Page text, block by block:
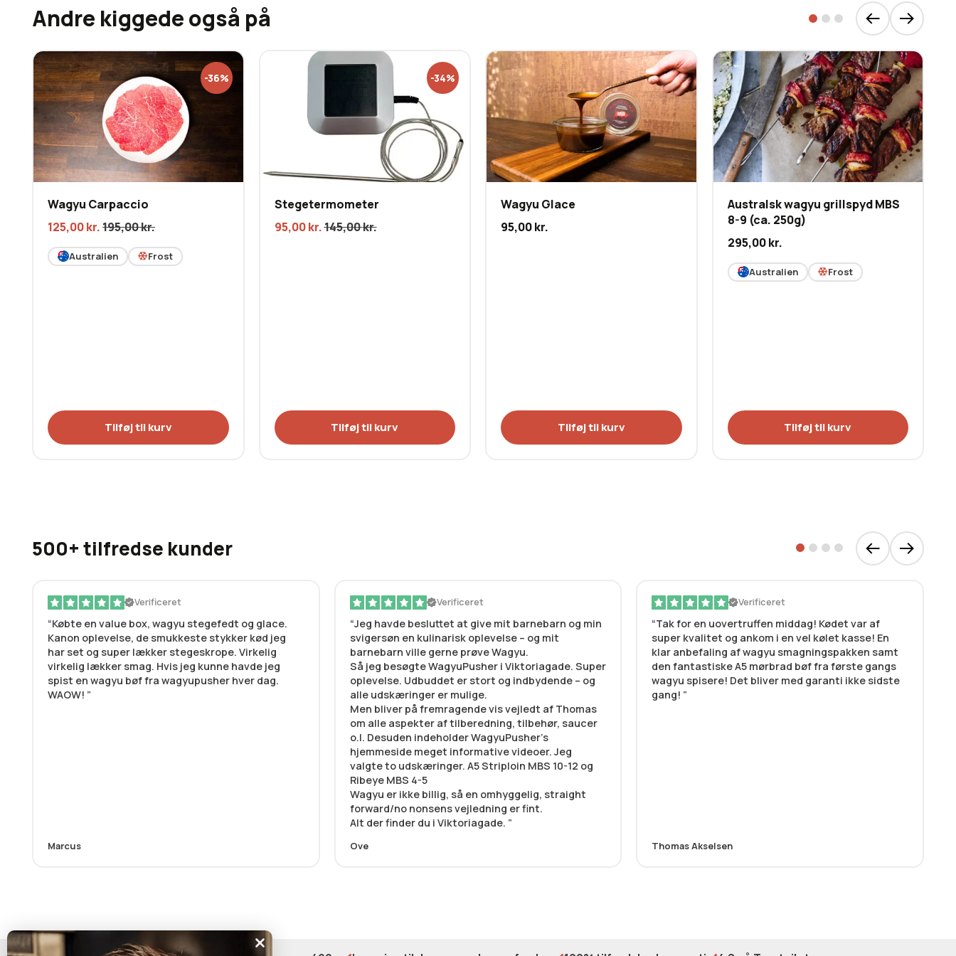
Andre kiggede også på
-36%
Wagyu Carpaccio
125,00kr.195,00kr.
Australien Frost
Tilføj til kurv
-34%
Stegetermometer
95,00kr.145,00kr.
Tilføj til kurv
Wagyu Glace
95,00kr.
Tilføj til kurv
Australsk wagyu grillspyd MBS
8-9 (ca. 250g)
295,00kr.
Australien Frost
Tilføj til kurv
500+ tilfredse kunder
Verificeret
Købte en value box, wagyu stegefedt og glace.
Kanon oplevelse, de smukkeste stykker kød jeg
har set og super lækker stegeskrope. Virkelig
virkelig lækker smag. Hvis jeg kunne havde jeg
spist en wagyu bøf fra wagyupusher hver dag.
WAOW!
Marcus
Verificeret
Jeg havde besluttet at give mit barnebarn og min
svigersøn en kulinarisk oplevelse – og mit
barnebarn ville gerne prøve Wagyu.
Så jeg besøgte WagyuPusher i Viktoriagade. Super
oplevelse. Udbuddet er stort og indbydende – og
alle udskæringer er mulige.
Men bliver på fremragende vis vejledt af Thomas
om alle aspekter af tilberedning, tilbehør, saucer
o.l. Desuden indeholder WagyuPusher’s
hjemmeside meget informative videoer. Jeg
valgte to udskæringer. A5 Striploin MBS 10-12 og
Ribeye MBS 4-5
Wagyu er ikke billig, så en omhyggelig, straight
forward/no nonsens vejledning er fint.
Alt der finder du i Viktoriagade.
Ove
Verificeret
Tak for en uovertruffen middag! Kødet var af
super kvalitet og ankom i en vel kølet kasse! En
klar anbefaling af wagyu smagningspakken samt
den fantastiske A5 mørbrad bøf fra første gangs
wagyu spisere! Det bliver med garanti ikke sidste
gang!
Thomas Akselsen